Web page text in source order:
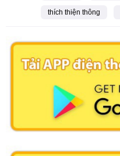
thích thiện thông